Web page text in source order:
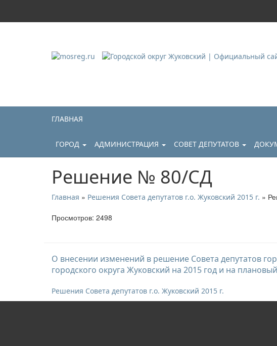
ГЛАВНАЯ
ГОРОД АДМИНИСТРАЦИЯ СОВЕТ ДЕПУТАТОВ
Решение № 80/СД
Главная » Решения Совета депутатов г.о. Жуковский 2015 г. »
Просмотров: 2498
О внесении изменений в решение Совета депутатов
городского округа Жуковский на 2015 год и на
Решения Совета депутатов г.о. Жуковский 2015 г.